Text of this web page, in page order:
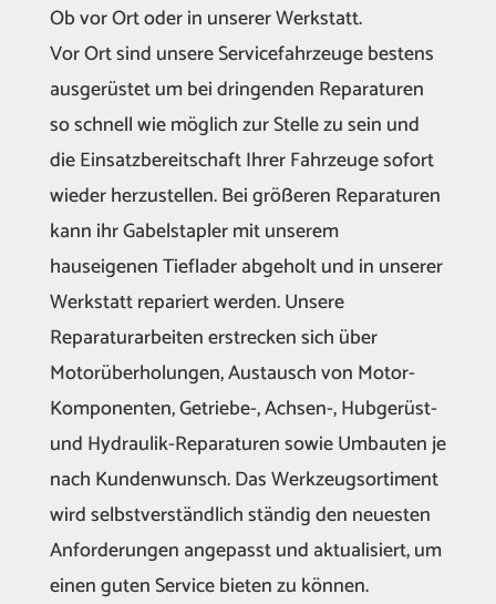
Ob vor Ort oder in unserer Werkstatt.
Vor Ort sind unsere Servicefahrzeuge bestens
ausgerüstet um bei dringenden Reparaturen
so schnell wie möglich zur Stelle zu sein und
die Einsatzbereitschaft Ihrer Fahrzeuge sofort
wieder herzustellen. Bei größeren Reparaturen
kann ihr Gabelstapler mit unserem
hauseigenen Tieflader abgeholt und in unserer
Werkstatt repariert werden. Unsere
Reparaturarbeiten erstrecken sich über
Motorüberholungen, Austausch von Motor-
Komponenten, Getriebe-, Achsen-, Hubgerüst-
und Hydraulik-Reparaturen sowie Umbauten je
nach Kundenwunsch. Das Werkzeugsortiment
wird selbstverständlich ständig den neuesten
Anforderungen angepasst und aktualisiert, um
einen guten Service bieten zu können.